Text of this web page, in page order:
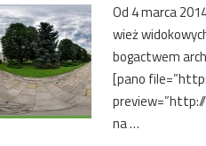
Od 4 marca
wież
bogactwem
[pano
na …